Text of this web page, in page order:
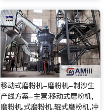
移动式磨粉机-磨粉机-制沙生
产线方案-主营:移动式磨粉机,
磨粉机,式磨粉机,辊式磨粉机,冲